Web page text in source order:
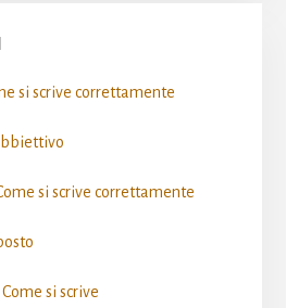
si scrive​ correttamente
si scrive​ correttamente
si scrive​